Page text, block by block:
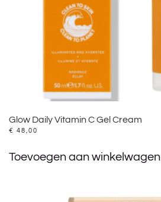
Glow Daily Vitamin C Gel Cream
€ 48,00
Toevoegen aan winkelwagen